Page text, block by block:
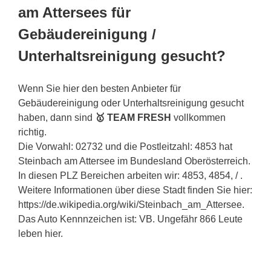
am Attersees für
Gebäudereinigung /
Unterhaltsreinigung gesucht?
Wenn Sie hier den besten Anbieter für
Gebäudereinigung oder Unterhaltsreinigung gesucht
haben, dann sind 🥇 TEAM FRESH vollkommen
richtig.
Die Vorwahl: 02732 und die Postleitzahl: 4853 hat
Steinbach am Attersee im Bundesland Oberösterreich.
In diesen PLZ Bereichen arbeiten wir: 4853, 4854, / .
Weitere Informationen über diese Stadt finden Sie hier:
https://de.wikipedia.org/wiki/Steinbach_am_Attersee.
Das Auto Kennnzeichen ist: VB. Ungefähr 866 Leute
leben hier.